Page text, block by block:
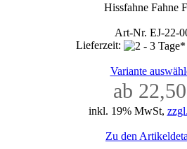
Hissfahne Fahne
Art-Nr. EJ-22-
Lieferzeit:
Variante
ab
inkl. 19% MwSt,
Zu den